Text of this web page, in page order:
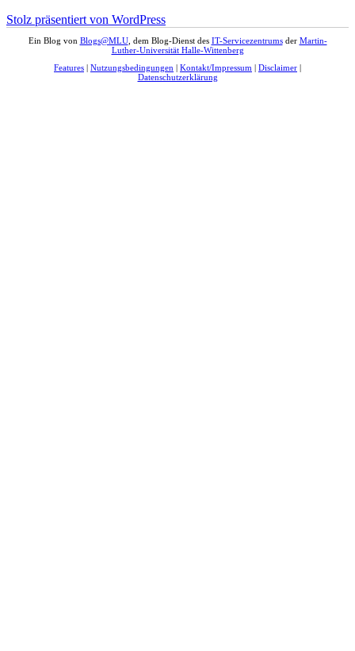
Stolz präsentiert von WordPress
Ein Blog von Blogs@MLU, dem Blog-Dienst des IT-Servicezentrumsder Martin-
Luther-Universität Halle-Wittenberg
Features | Nutzungsbedingungen | Kontakt/Impressum | Disclaimer |
Datenschutzerklärung